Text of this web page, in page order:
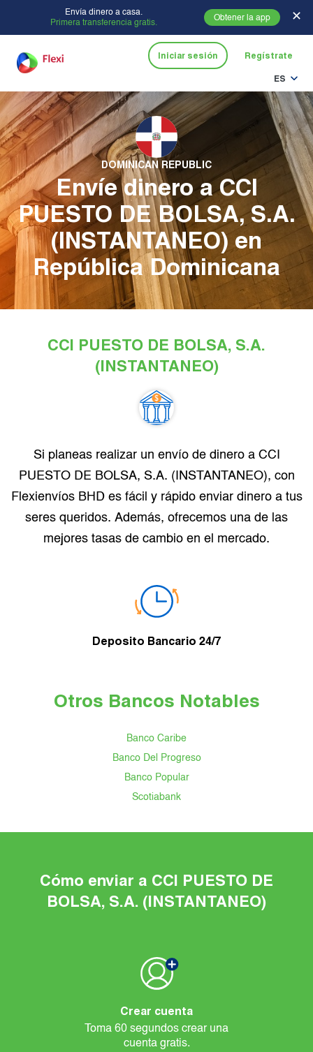
Envía dinero a casa.
Primera transferencia gratis.
Obtener la app ✕
ES
Iniciar sesión Regístrate
DOMINICAN REPUBLIC
Envíe dinero a CCI
PUESTO DE BOLSA, S.A.
(INSTANTANEO) en
República Dominicana
CCI PUESTO DE BOLSA, S.A.
(INSTANTANEO)
Si planeas realizar un envío de dinero a CCI
PUESTO DE BOLSA, S.A. (INSTANTANEO), con
Flexienvíos BHD es fácil y rápido enviar dinero a tus
seres queridos. Además, ofrecemos una de las
mejores tasas de cambio en el mercado.
Deposito Bancario 24/7
Otros Bancos Notables
Banco Caribe
Banco Del Progreso
Banco Popular
Scotiabank
Cómo enviar a CCI PUESTO DE
BOLSA, S.A. (INSTANTANEO)
Crear cuenta
Toma 60 segundos crear una
cuenta gratis.